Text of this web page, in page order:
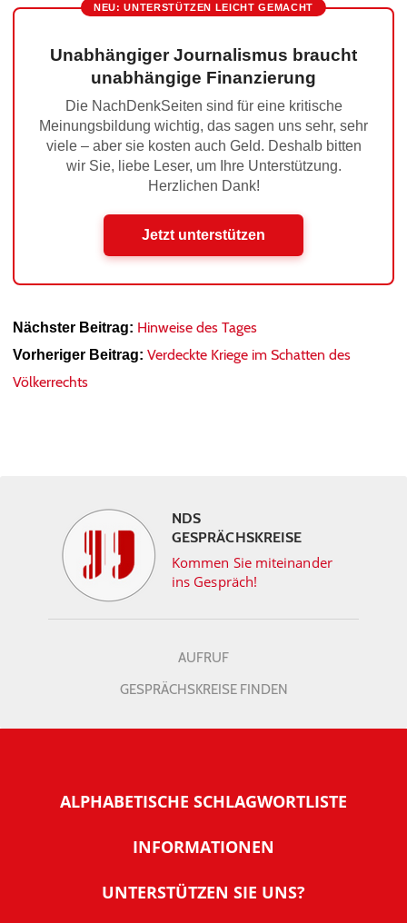
NEU: UNTERSTÜTZEN LEICHT GEMACHT
Unabhängiger Journalismus braucht
unabhängige Finanzierung
Die NachDenkSeiten sind für eine kritische
Meinungsbildung wichtig, das sagen uns sehr, sehr
viele – aber sie kosten auch Geld. Deshalb bitten
wir Sie, liebe Leser, um Ihre Unterstützung.
Herzlichen Dank!
Jetzt unterstützen
Nächster Beitrag: Hinweise des Tages
Vorheriger Beitrag: Verdeckte Kriege im Schatten des
Völkerrechts
NDS
GESPRÄCHSKREISE
Kommen Sie miteinander
ins Gespräch!
AUFRUF
GESPRÄCHSKREISE FINDEN
ALPHABETISCHE SCHLAGWORTLISTE
INFORMATIONEN
Warum NachDenkSeiten
UNTERSTÜTZEN SIE UNS?